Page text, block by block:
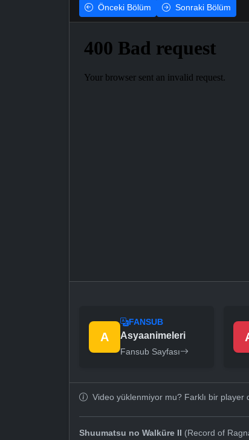
Önceki Bölüm Sonraki Bölüm
A
FANSUB
Asyaanimeleri
Fansub Sayfası
Video yüklenmiyor mu? Farklı bir player
Shuumatsu no Walküre II (Record of